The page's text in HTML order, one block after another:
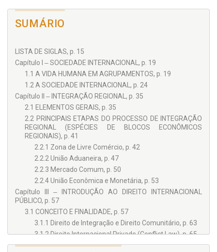
SUMÁRIO
LISTA DE SIGLAS, p. 15
Capítulo I ‒ SOCIEDADE INTERNACIONAL, p. 19
1.1 A VIDA HUMANA EM AGRUPAMENTOS, p. 19
1.2 A SOCIEDADE INTERNACIONAL, p. 24
Capítulo II ‒ INTEGRAÇÃO REGIONAL, p. 35
2.1 ELEMENTOS GERAIS, p. 35
2.2 PRINCIPAIS ETAPAS DO PROCESSO DE INTEGRAÇÃO
REGIONAL (ESPÉCIES DE BLOCOS ECONÔMICOS
REGIONAIS), p. 41
2.2.1 Zona de Livre Comércio, p. 42
2.2.2 União Aduaneira, p. 47
2.2.3 Mercado Comum, p. 50
2.2.4 União Econômica e Monetária, p. 53
Capítulo III ‒ INTRODUÇÃO AO DIREITO INTERNACIONAL
PÚBLICO, p. 57
3.1 CONCEITO E FINALIDADE, p. 57
3.1.1 Direito de Integração e Direito Comunitário, p. 63
3.1.2 Direito Internacional Privado (Conflict Law), p. 65
3.1.3 Hard Law e Soft Law, p. 67